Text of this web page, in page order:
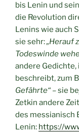
bis Lenin und
die Revolution
Lenins wie auch
sie sehr:„Herauf
Todeswinde
andere
beschreibt, zum
Gefährte“ – sie
Zetkin andere
des messianisch
Lenin: https://